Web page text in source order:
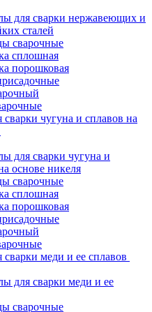
для сварки нержавеющих и
сталей
сварочные
сплошная
порошковая
чугуна и сплавов на
для сварки чугуна и
основе никеля
сварочные
сплошная
порошковая
меди и ее сплавов
для сварки меди и ее
сварочные